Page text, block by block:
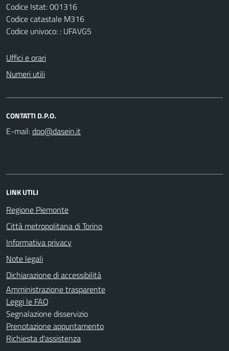
Codice Istat: 001316
Codice catastale M316
Codice univoco: : UFAVG5
Uffici e orari
Numeri utili
CONTATTI D.P.O.
E-mail:
LINK UTILI
Regione Piemonte
Città metropolitana di Torino
Informativa privacy
Note legali
Dichiarazione di accessibilità
Amministrazione trasparente
Leggi le FAQ
Segnalazione disservizio
Prenotazione appuntamento
Richiesta d'assistenza